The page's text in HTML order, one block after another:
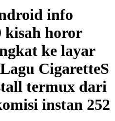
info
kisah horor
ke layar
CigaretteS
termux dari
instan 252